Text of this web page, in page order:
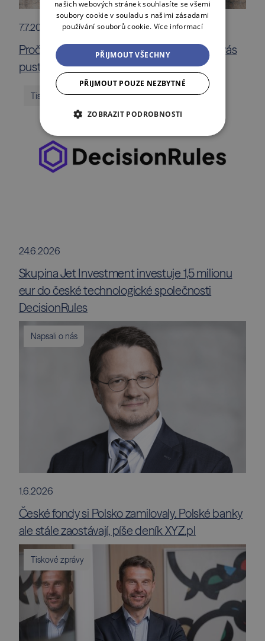
7.7.2026
Proč prodat dokonalou firmu? Fait a Malík vás
pustí za oponu private equity byznysu
Tiskové zprávy
24.6.2026
Skupina Jet Investment investuje 1,5 milionu
eur do české technologické společnosti
DecisionRules
Napsali o nás
1.6.2026
České fondy si Polsko zamilovaly. Polské banky
ale stále zaostávají, píše deník XYZ.pl
Tiskové zprávy
našich webových stránek souhlasíte se všemi
soubory cookie v souladu s našimi zásadami
používání souborů cookie. Více informací
PŘIJMOUT VŠECHNY
PŘIJMOUT POUZE NEZBYTNÉ
ZOBRAZIT PODROBNOSTI